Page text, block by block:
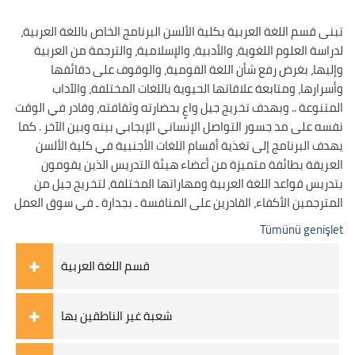
تبنى قسم اللغة العربية بكلية الألسن البرنامج الخاص باللغة العربية،
لدراسة العلوم اللغوية، والأدبية، والإسلامية، والترجمة من العربية
وإليها، بغرض رفع شأن اللغة القومية، والوقوف على دقائقها
وأسرارها، ومتابعة علاقاتها الحيوية باللغات المختلفة، والآداب
المتنوعة .. وبهدف تخريج جيل واعٍ بحضارته وثقافته، وقادر في الوقت
نفسه على مد جسور التواصل الإنساني الإيجابي بينه وبين الآخر . كما
يهدف البرنامج إلى تغذية أقسام اللغات الأجنبية في كلية الألسن
العريقة بطائفة متميزة من أعضاء هيئة التدريس الذين يقومون
بتدريس قواعد اللغة العربية ومهاراتها المختلفة، لتخريج جيل من
المترجمين الأكفاء، القادرين على المنافسة ـ بجدارة ـ في سوق العمل
Tümünü genişlet
قسم اللغة العربية
شعبة غير الناطقين بها